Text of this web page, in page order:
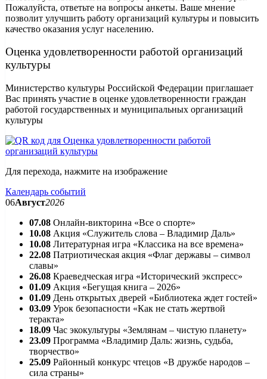
Пожалуйста, ответьте на вопросы анкеты. Ваше мнение
позволит улучшить работу организаций культуры и повысить
качество оказания услуг населению.
Оценка удовлетворенности работой организаций
культуры
Министерство культуры Российской Федерации приглашает
Вас принять участие в оценке удовлетворенности граждан
работой государственных и муниципальных организаций
культуры
Для перехода, нажмите на изображение
Календарь событий
06Август2026
07.08 Онлайн-викторина «Все о спорте»
10.08 Акция «Служитель слова – Владимир Даль»
10.08 Литературная игра «Классика на все времена»
22.08 Патриотическая акция «Флаг державы – символ
славы»
26.08 Краеведческая игра «Исторический экспресс»
01.09 Акция «Бегущая книга – 2026»
01.09 День открытых дверей «Библиотека ждет гостей»
03.09 Урок безопасности «Как не стать жертвой
теракта»
18.09 Час экокультуры «Землянам – чистую планету»
23.09 Программа «Владимир Даль: жизнь, судьба,
творчество»
25.09 Районный конкурс чтецов «В дружбе народов –
сила страны»